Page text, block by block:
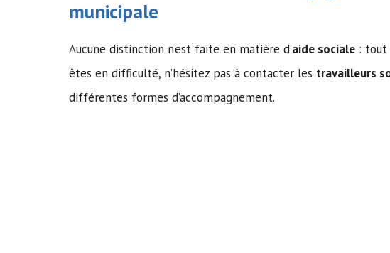
municipale
Aucune distinction n’est faite en matière d’aide sociale : tout
êtes en difficulté, n’hésitez pas à contacter les travailleurs
différentes formes d’accompagnement.